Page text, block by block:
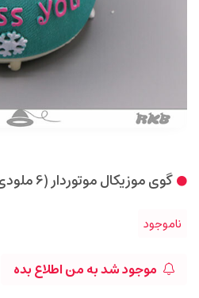
گوی موزیکال موتوردار (6 ملودی no2)
ناموجود
موجود شد به من اطلاع بده